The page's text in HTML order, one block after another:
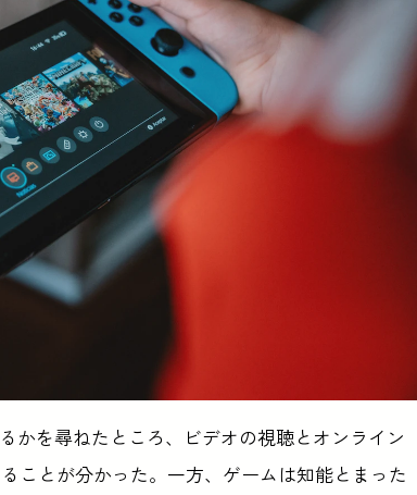
かを尋ねたところ、ビデオの視聴とオンライン
ことが分かった。一方、ゲームは知能とまった